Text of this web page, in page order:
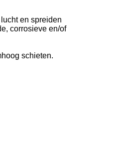
en spreiden
corrosieve en/of
schieten.